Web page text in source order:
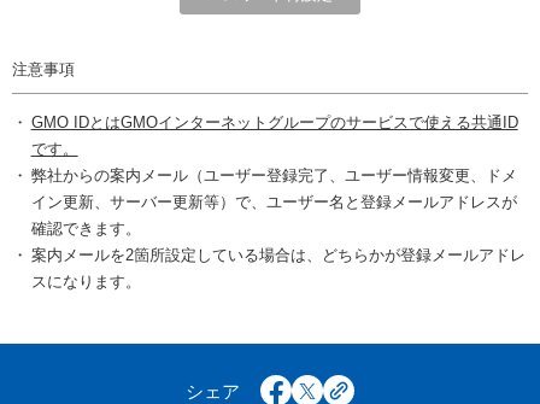
注意事項
GMO IDとはGMOインターネットグループのサービスで使える共通ID
です。
弊社からの案内メール（ユーザー登録完了、ユーザー情報変更、ドメ
イン更新、サーバー更新等）で、ユーザー名と登録メールアドレスが
確認できます。
案内メールを2箇所設定している場合は、どちらかが登録メールアドレ
スになります。
シェア facebook
x copy